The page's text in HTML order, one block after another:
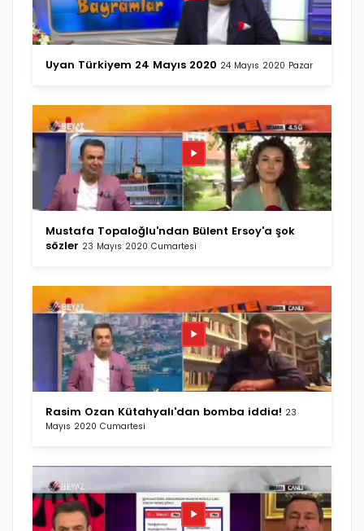
Uyan Türkiyem 24 Mayıs 2020 24 Mayıs 2020 Pazar
Mustafa Topaloğlu'ndan Bülent Ersoy'a şok
sözler 23 Mayıs 2020 Cumartesi
Rasim Ozan Kütahyalı'dan bomba iddia! 23
Mayıs 2020 Cumartesi